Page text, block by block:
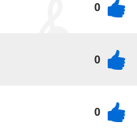
0
0
0